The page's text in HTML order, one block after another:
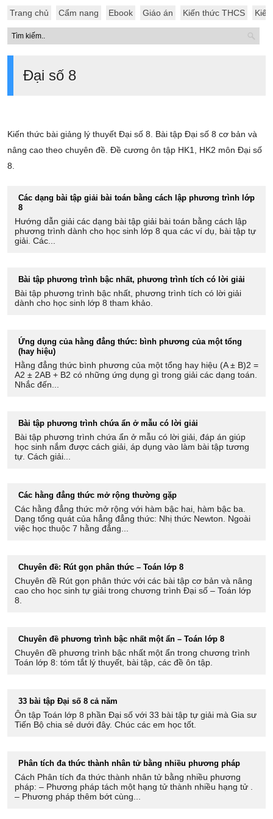
Trang chủ Cẩm nang Ebook Giáo án Kiến thức THCS
Đại số 8
Kiến thức bài giảng lý thuyết Đại số 8. Bài tập Đại số 8 cơ bản và
nâng cao theo chuyên đề. Đề cương ôn tập HK1, HK2 môn Đại số
8.
Các dạng bài tập giải bài toán bằng cách lập phương trình lớp
8
Hướng dẫn giải các dạng bài tập giải bài toán bằng cách lập
phương trình dành cho học sinh lớp 8 qua các ví dụ, bài tập tự
giải. Các...
Bài tập phương trình bậc nhất, phương trình tích có lời giải
Bài tập phương trình bậc nhất, phương trình tích có lời giải
dành cho học sinh lớp 8 tham khảo.
Ứng dụng của hằng đẳng thức: bình phương của một tổng
(hay hiệu)
Hằng đẳng thức bình phương của một tổng hay hiệu (A ± B)2 =
A2 ± 2AB + B2 có những ứng dụng gì trong giải các dạng toán.
Nhắc đến...
Bài tập phương trình chứa ẩn ở mẫu có lời giải
Bài tập phương trình chứa ẩn ở mẫu có lời giải, đáp án giúp
học sinh nắm được cách giải, áp dụng vào làm bài tập tương
tự. Cách giải...
Các hằng đẳng thức mở rộng thường gặp
Các hằng đẳng thức mở rộng với hàm bậc hai, hàm bậc ba.
Dạng tổng quát của hẳng đẳng thức: Nhị thức Newton. Ngoài
việc học thuộc 7 hằng đẳng...
Chuyên đề: Rút gọn phân thức – Toán lớp 8
Chuyên đề Rút gọn phân thức với các bài tập cơ bản và nâng
cao cho học sinh tự giải trong chương trình Đại số – Toán lớp
8.
Chuyên đề phương trình bậc nhất một ẩn – Toán lớp 8
Chuyên đề phương trình bậc nhất một ẩn trong chương trình
Toán lớp 8: tóm tắt lý thuyết, bài tập, các đề ôn tập.
33 bài tập Đại số 8 cả năm
Ôn tập Toán lớp 8 phần Đại số với 33 bài tập tự giải mà Gia sư
Tiến Bộ chia sẻ dưới đây. Chúc các em học tốt.
Phân tích đa thức thành nhân tử bằng nhiều phương pháp
Cách Phân tích đa thức thành nhân tử bằng nhiều phương
pháp: – Phương pháp tách một hạng tử thành nhiều hạng tử .
– Phương pháp thêm bớt cùng...